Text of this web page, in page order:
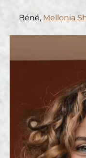
Béné, Mellonia